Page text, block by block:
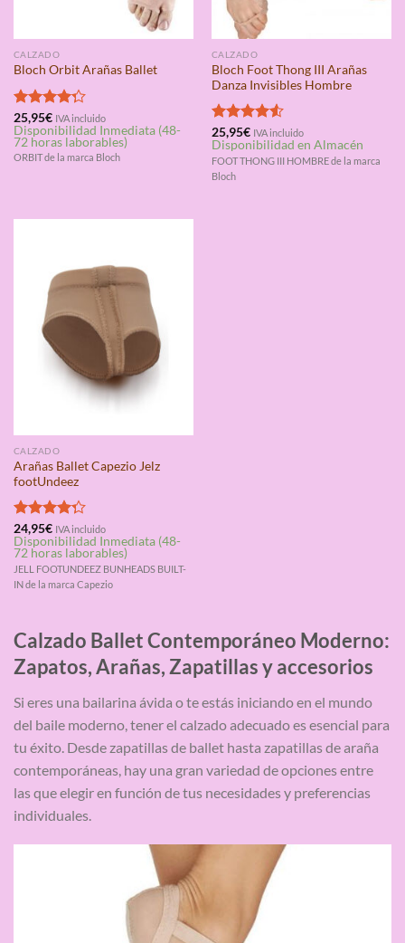
CALZADO
Bloch Orbit Arañas Ballet
Valorado
con4.25
de 5
25,95€ IVA incluido
Disponibilidad Inmediata (48-
72 horas laborables)
ORBIT de la marca Bloch
CALZADO
Bloch Foot Thong III Arañas
Danza Invisibles Hombre
Valorado
con4.50
de 5
25,95€ IVA incluido
Disponibilidad en Almacén
FOOT THONG III HOMBRE de la marca
Bloch
CALZADO
Arañas Ballet Capezio Jelz
footUndeez
Valorado
con4.25
de 5
24,95€ IVA incluido
Disponibilidad Inmediata (48-
72 horas laborables)
JELL FOOTUNDEEZ BUNHEADS BUILT-
IN de la marca Capezio
Calzado Ballet Contemporáneo Moderno:
Zapatos, Arañas, Zapatillas y accesorios
Si eres una bailarina ávida o te estás iniciando en el mundo
del baile moderno, tener el calzado adecuado es esencial para
tu éxito. Desde zapatillas de ballet hasta zapatillas de araña
contemporáneas, hay una gran variedad de opciones entre
las que elegir en función de tus necesidades y preferencias
individuales.